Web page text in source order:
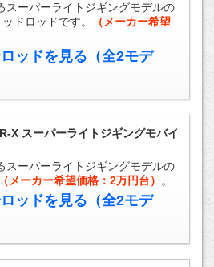
スーパーライトジギングモデルの
ドロッドです。
（メーカー希望
ッドを見る（全2モデ
X スーパーライトジギングモバイ
スーパーライトジギングモデルの
（メーカー希望価格：2万円台） 。
ッドを見る（全2モデ